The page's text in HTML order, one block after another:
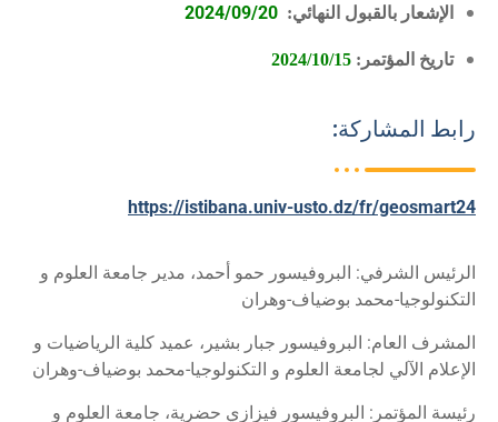
الإشعار بالقبول النهائي:
2024/09/20
تاريخ المؤتمر:
2024/10/15
رابط المشاركة:
https://istibana.univ-usto.dz/fr/geosmart24
الرئيس الشرفي: البروفيسور حمو أحمد، مدير جامعة العلوم و
التكنولوجيا-محمد بوضياف-وهران
المشرف العام: البروفيسور جبار بشير، عميد كلية الرياضيات و
الإعلام الآلي لجامعة العلوم و التكنولوجيا-محمد بوضياف-وهران
رئيسة المؤتمر: البروفيسور فيزازي حضرية، جامعة العلوم و